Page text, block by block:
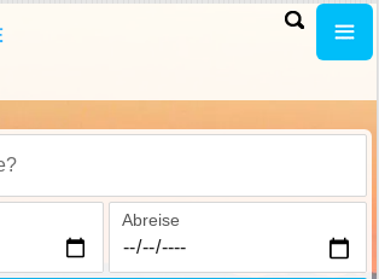
Abreise